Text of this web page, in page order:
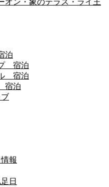
オン・象のテラス・ライ王
泊
宿泊
宿泊
宿泊
報
日